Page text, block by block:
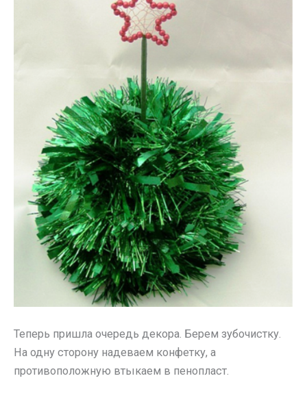
Теперь пришла очередь декора. Берем зубочистку.
На одну сторону надеваем конфетку, а
противоположную втыкаем в пенопласт.